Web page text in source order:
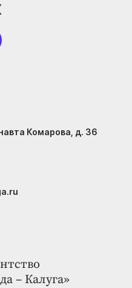
– Калуга»
Комарова, д. 36